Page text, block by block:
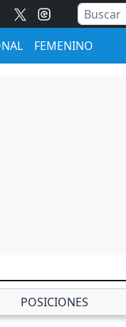
FEMENINO
POSICIONES